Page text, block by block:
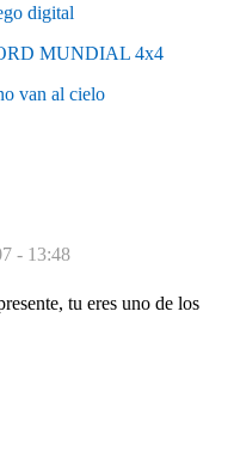
digital
MUNDIAL 4x4
van al cielo
- 13:48
tu eres uno de los